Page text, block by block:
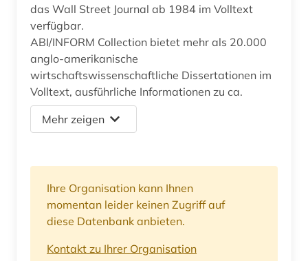
das Wall Street Journal ab 1984 im Volltext
verfügbar.
ABI/INFORM Collection bietet mehr als 20.000
anglo-amerikanische
wirtschaftswissenschaftliche Dissertationen im
Volltext, ausführliche Informationen zu ca.
Mehr zeigen
Ihre Organisation kann Ihnen
momentan leider keinen Zugriff auf
diese Datenbank anbieten.
Kontakt zu Ihrer Organisation